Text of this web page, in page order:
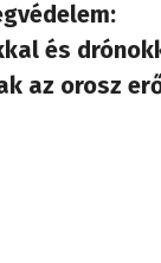
és
az orosz